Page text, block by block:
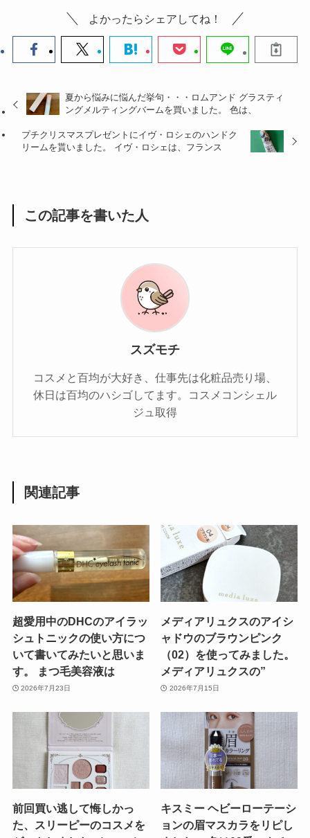
よかったらシェアしてね！
夏から悩みに悩んだ挙句・・・ロムアンド グラスティ
ングメルティングバームを買いました。 色は、
プチクリスマスプレゼントにイヴ・ロシェのハンドク
リームを貰いました。 イヴ・ロシェは、フランス
この記事を書いた人
スズモチ
コスメと百均が大好き、仕事先は化粧品売り場、
休日は百均のハシゴしてます。コスメコンシェル
ジュ取得
関連記事
超愛用中のDHCのアイラッ
シュトニックの使い方につ
いて書いてみたいと思いま
す。 まつ毛美容液は
2026年7月23日
メディアリュクスのアイシ
ャドウのブラウンピンク
（02）を使ってみました。
メディアリュクスの”
2026年7月15日
前回買い逃して悔しかっ
た、スリーピーのコスメを
キスミー ヘビーローテーシ
ョンの眉マスカラをリピし